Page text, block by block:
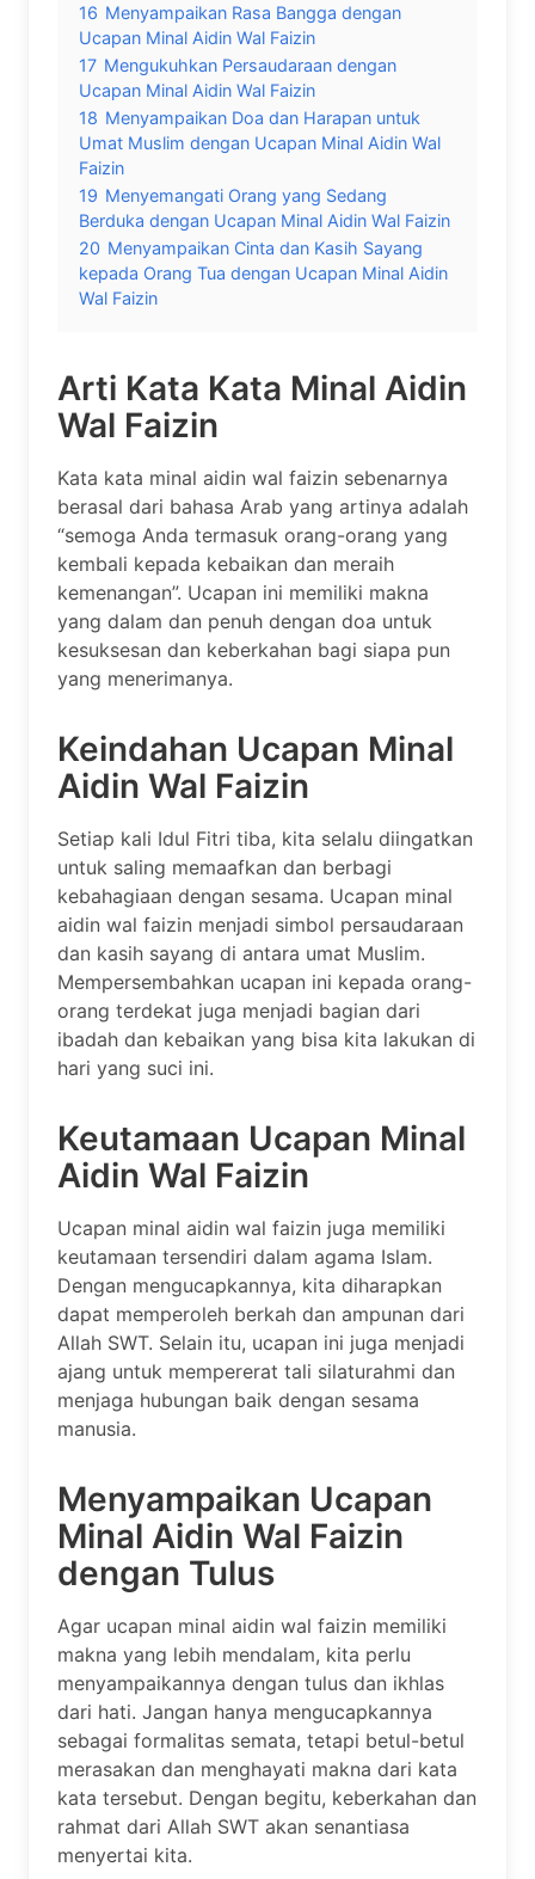
16 Menyampaikan Rasa Bangga dengan
Ucapan Minal Aidin Wal Faizin
17 Mengukuhkan Persaudaraan dengan
Ucapan Minal Aidin Wal Faizin
18 Menyampaikan Doa dan Harapan untuk
Umat Muslim dengan Ucapan Minal Aidin Wal
Faizin
19 Menyemangati Orang yang Sedang
Berduka dengan Ucapan Minal Aidin Wal Faizin
20 Menyampaikan Cinta dan Kasih Sayang
kepada Orang Tua dengan Ucapan Minal Aidin
Wal Faizin
Arti Kata Kata Minal Aidin
Wal Faizin
Kata kata minal aidin wal faizin sebenarnya
berasal dari bahasa Arab yang artinya adalah
“semoga Anda termasuk orang-orang yang
kembali kepada kebaikan dan meraih
kemenangan”. Ucapan ini memiliki makna
yang dalam dan penuh dengan doa untuk
kesuksesan dan keberkahan bagi siapa pun
yang menerimanya.
Keindahan Ucapan Minal
Aidin Wal Faizin
Setiap kali Idul Fitri tiba, kita selalu diingatkan
untuk saling memaafkan dan berbagi
kebahagiaan dengan sesama. Ucapan minal
aidin wal faizin menjadi simbol persaudaraan
dan kasih sayang di antara umat Muslim.
Mempersembahkan ucapan ini kepada orang-
orang terdekat juga menjadi bagian dari
ibadah dan kebaikan yang bisa kita lakukan di
hari yang suci ini.
Keutamaan Ucapan Minal
Aidin Wal Faizin
Ucapan minal aidin wal faizin juga memiliki
keutamaan tersendiri dalam agama Islam.
Dengan mengucapkannya, kita diharapkan
dapat memperoleh berkah dan ampunan dari
Allah SWT. Selain itu, ucapan ini juga menjadi
ajang untuk mempererat tali silaturahmi dan
menjaga hubungan baik dengan sesama
manusia.
Menyampaikan Ucapan
Minal Aidin Wal Faizin
dengan Tulus
Agar ucapan minal aidin wal faizin memiliki
makna yang lebih mendalam, kita perlu
menyampaikannya dengan tulus dan ikhlas
dari hati. Jangan hanya mengucapkannya
sebagai formalitas semata, tetapi betul-betul
merasakan dan menghayati makna dari kata
kata tersebut. Dengan begitu, keberkahan dan
rahmat dari Allah SWT akan senantiasa
menyertai kita.